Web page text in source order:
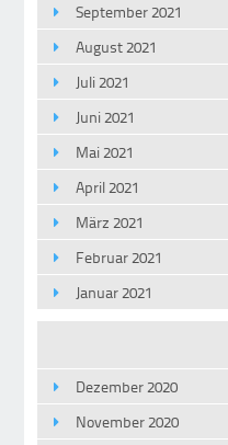
September 2021
August 2021
Juli 2021
Juni 2021
Mai 2021
April 2021
März 2021
Februar 2021
Januar 2021
Dezember 2020
November 2020